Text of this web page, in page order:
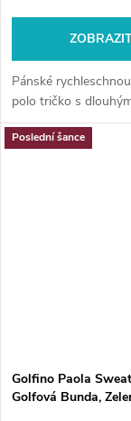
Pánské
polo tričko s
Poslední šance
Golfino Paola
Golfová Bunda,